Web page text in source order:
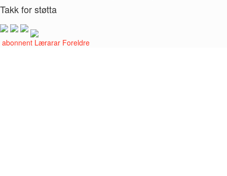
Takk for støtta
abonnent Lærarar Foreldre